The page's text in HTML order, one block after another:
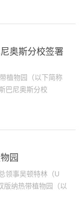
奥斯分校签署
植物园（以下简称
巴尼奥斯分校
园
领事吴顿特林（U
版纳热带植物园（以